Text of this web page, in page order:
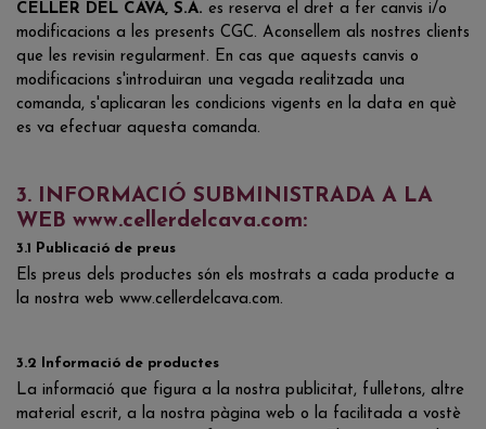
CELLER DEL CAVA, S.A. es reserva el dret a fer canvis i/o
modificacions a les presents CGC. Aconsellem als nostres clients
que les revisin regularment. En cas que aquests canvis o
modificacions s'introduiran una vegada realitzada una
comanda, s'aplicaran les condicions vigents en la data en què
es va efectuar aquesta comanda.
3. INFORMACIÓ SUBMINISTRADA A LA
WEB www.cellerdelcava.com:
3.1 Publicació de preus
Els preus dels productes són els mostrats a cada producte a
la nostra web www.cellerdelcava.com.
3.2 Informació de productes
La informació que figura a la nostra publicitat, fulletons, altre
material escrit, a la nostra pàgina web o la facilitada a vostè